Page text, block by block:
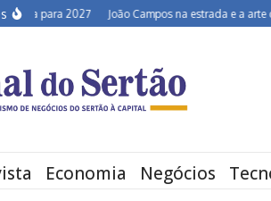
para 2027 João Campos na estrada e a arte de
Economia Negócios